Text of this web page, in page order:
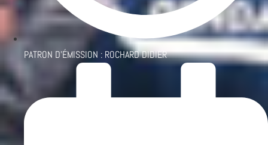
PATRON D'ÉMISSION : ROCHARD DIDIER